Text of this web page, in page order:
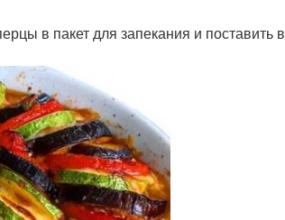
в пакет для запекания и поставить в